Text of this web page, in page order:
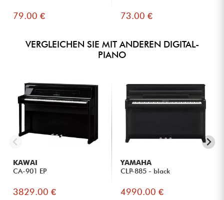
79.00 € 73.00 €
VERGLEICHEN SIE MIT ANDEREN DIGITAL-
PIANO
KAWAI
CA-901 EP
3829.00 €
YAMAHA
CLP-885 - black
4990.00 €